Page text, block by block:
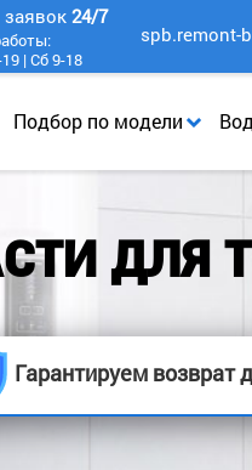
Подбор по модели
24/7
| Сб 9-18
spb.remont-
ДЛЯ
Гарантируем возврат